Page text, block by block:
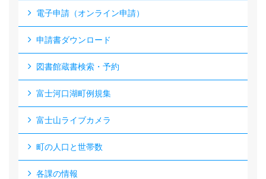
電子申請（オンライン申請）
申請書ダウンロード
図書館蔵書検索・予約
富士河口湖町例規集
富士山ライブカメラ
町の人口と世帯数
各課の情報